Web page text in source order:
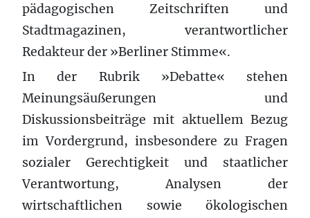
pädagogischen Zeitschriften und
Stadtmagazinen, verantwortlicher
Redakteur der »Berliner Stimme«.
In der Rubrik »Debatte« stehen
Meinungsäußerungen und
Diskussionsbeiträge mit aktuellem Bezug
im Vordergrund, insbesondere zu Fragen
sozialer Gerechtigkeit und staatlicher
Verantwortung, Analysen der
wirtschaftlichen sowie ökologischen